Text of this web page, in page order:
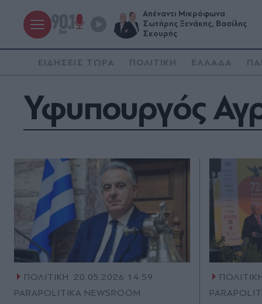
Απέναντι Μικρόφωνα
Σωτήρης Ξενάκης, Βασίλης
Σκουρής
ΕΙΔΗΣΕΙΣ ΤΩΡΑ ΠΟΛΙΤΙΚΗ ΕΛΛΑΔΑ
Υφυπουργός
ΠΟΛΙΤΙΚΗ
20.05.2026 14:59
PARAPOLITIKA NEWSROOM